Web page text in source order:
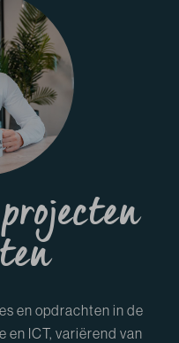
en opdrachten in de
en ICT, variërend van